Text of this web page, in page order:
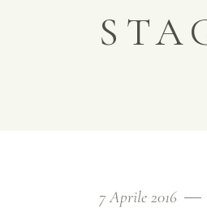
7 Aprile 2016